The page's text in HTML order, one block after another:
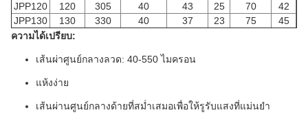
JPP120
120 305 40 43 25 70
42
JPP130
130 330 40 37 23 75
45
ความได้เปรียบ:
เส้นผ่าศูนย์กลางลวด: 40-550 ไมครอน
แห้งง่าย
เส้นผ่านศูนย์กลางด้ายที่สม่ำเสมอเพื่อให้รูรับแสงที่แม่นยำ